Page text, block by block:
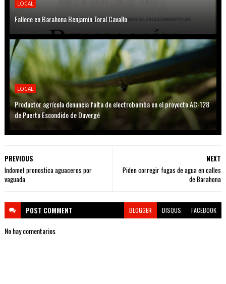
LOCAL
Fallece en Barahona Benjamín Toral Cavallo
LOCAL
Productor agrícola denuncia falta de electrobomba en el proyecto AC-128
de Puerto Escondido de Duvergé
NEXT
Piden corregir fugas de agua en calles
de Barahona
PREVIOUS
Indomet pronostica aguaceros por
vaguada
POST COMMENT BLOGGER DISQUS FACEBOOK
No hay comentarios